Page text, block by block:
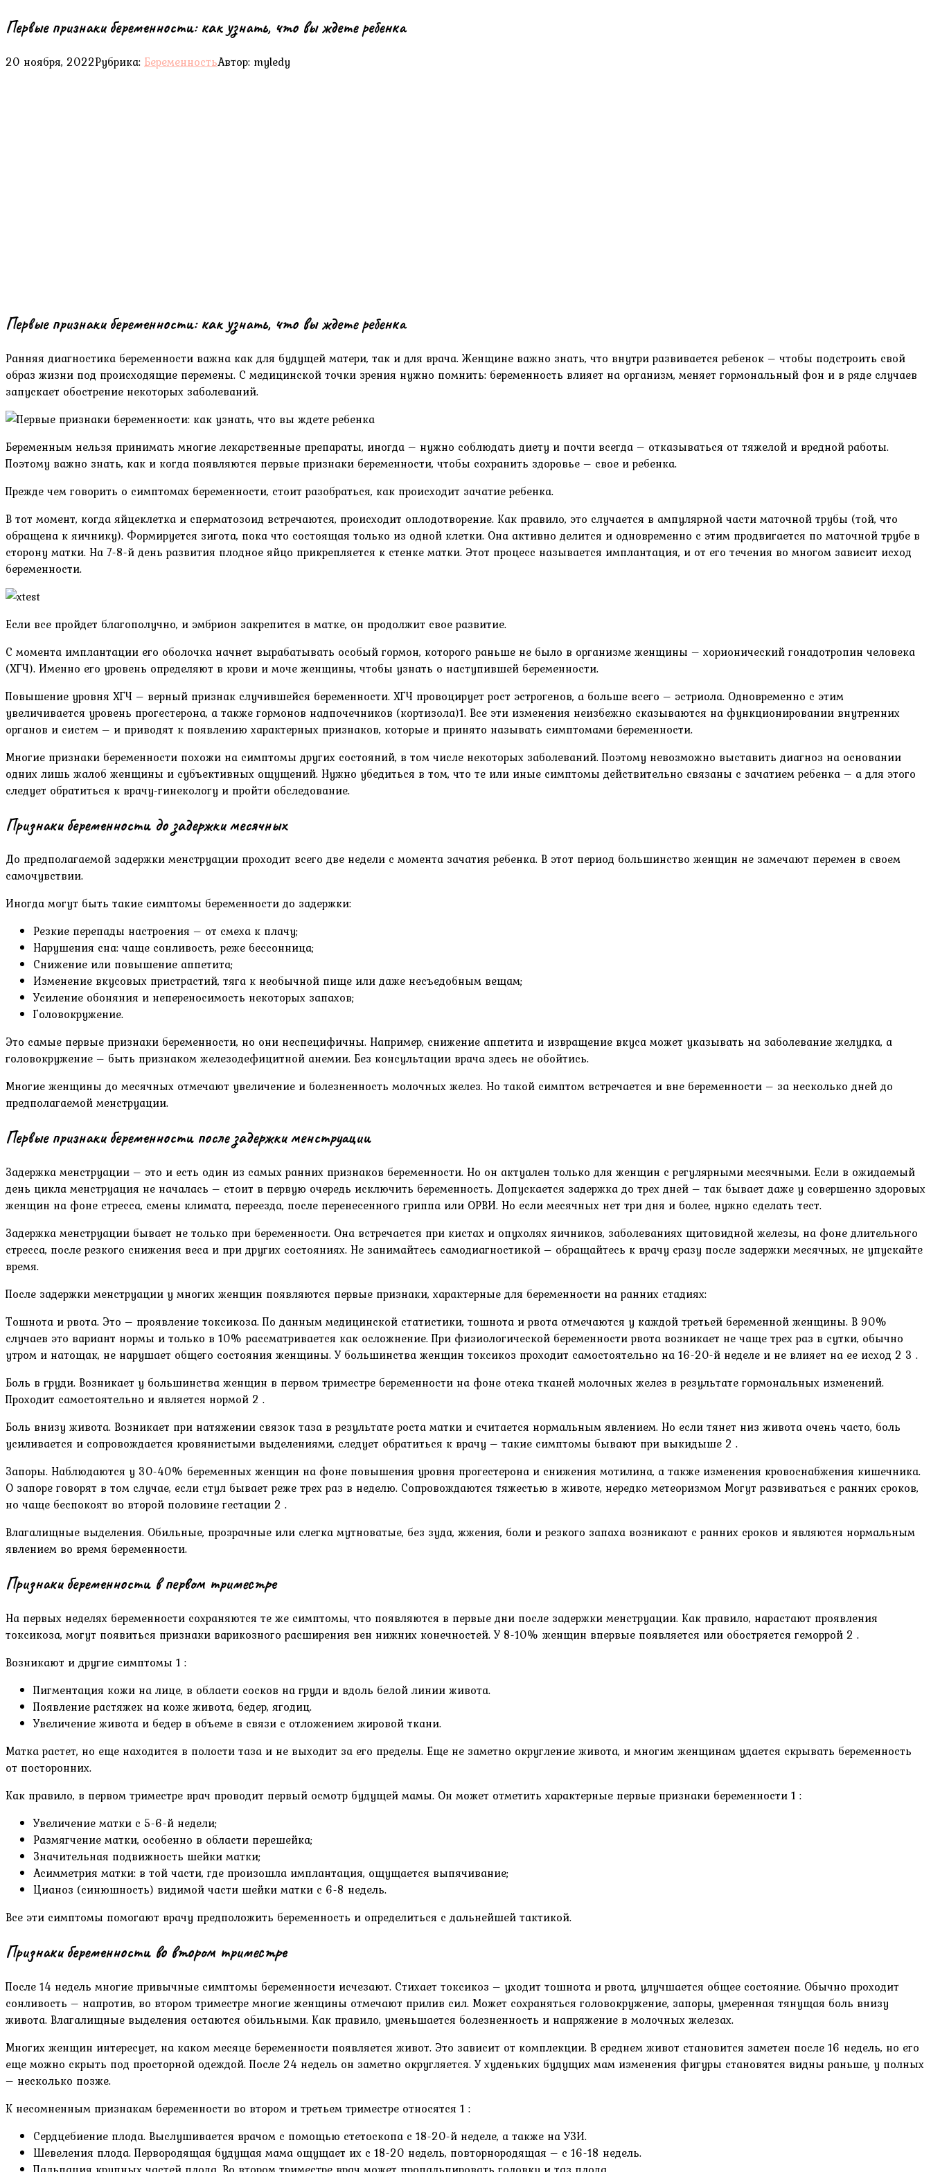
Первые признаки беременности: как узнать, что вы ждете ребенка
20 ноября, 2022Рубрика: БеременностьАвтор: myledy
Первые признаки беременности: как узнать, что вы ждете ребенка
Ранняя диагностика беременности важна как для будущей матери, так и для врача. Женщине важно знать, что внутри развивается ребенок – чтобы подстроить свой
образ жизни под происходящие перемены. С медицинской точки зрения нужно помнить: беременность влияет на организм, меняет гормональный фон и в ряде случаев
запускает обострение некоторых заболеваний.
Беременным нельзя принимать многие лекарственные препараты, иногда – нужно соблюдать диету и почти всегда – отказываться от тяжелой и вредной работы.
Поэтому важно знать, как и когда появляются первые признаки беременности, чтобы сохранить здоровье – свое и ребенка.
Прежде чем говорить о симптомах беременности, стоит разобраться, как происходит зачатие ребенка.
В тот момент, когда яйцеклетка и сперматозоид встречаются, происходит оплодотворение. Как правило, это случается в ампулярной части маточной трубы (той, что
обращена к яичнику). Формируется зигота, пока что состоящая только из одной клетки. Она активно делится и одновременно с этим продвигается по маточной трубе в
сторону матки. На 7-8-й день развития плодное яйцо прикрепляется к стенке матки. Этот процесс называется имплантация, и от его течения во многом зависит исход
беременности.
Если все пройдет благополучно, и эмбрион закрепится в матке, он продолжит свое развитие.
С момента имплантации его оболочка начнет вырабатывать особый гормон, которого раньше не было в организме женщины – хорионический гонадотропин человека
(ХГЧ). Именно его уровень определяют в крови и моче женщины, чтобы узнать о наступившей беременности.
Повышение уровня ХГЧ – верный признак случившейся беременности. ХГЧ провоцирует рост эстрогенов, а больше всего – эстриола. Одновременно с этим
увеличивается уровень прогестерона, а также гормонов надпочечников (кортизола)1. Все эти изменения неизбежно сказываются на функционировании внутренних
органов и систем – и приводят к появлению характерных признаков, которые и принято называть симптомами беременности.
Многие признаки беременности похожи на симптомы других состояний, в том числе некоторых заболеваний. Поэтому невозможно выставить диагноз на основании
одних лишь жалоб женщины и субъективных ощущений. Нужно убедиться в том, что те или иные симптомы действительно связаны с зачатием ребенка – а для этого
следует обратиться к врачу-гинекологу и пройти обследование.
Признаки беременности до задержки месячных
До предполагаемой задержки менструации проходит всего две недели с момента зачатия ребенка. В этот период большинство женщин не замечают перемен в своем
самочувствии.
Иногда могут быть такие симптомы беременности до задержки:
Резкие перепады настроения – от смеха к плачу;
Нарушения сна: чаще сонливость, реже бессонница;
Снижение или повышение аппетита;
Изменение вкусовых пристрастий, тяга к необычной пище или даже несъедобным вещам;
Усиление обоняния и непереносимость некоторых запахов;
Головокружение.
Это самые первые признаки беременности, но они неспецифичны. Например, снижение аппетита и извращение вкуса может указывать на заболевание желудка, а
головокружение – быть признаком железодефицитной анемии. Без консультации врача здесь не обойтись.
Многие женщины до месячных отмечают увеличение и болезненность молочных желез. Но такой симптом встречается и вне беременности – за несколько дней до
предполагаемой менструации.
Первые признаки беременности после задержки менструации
Задержка менструации – это и есть один из самых ранних признаков беременности. Но он актуален только для женщин с регулярными месячными. Если в ожидаемый
день цикла менструация не началась – стоит в первую очередь исключить беременность. Допускается задержка до трех дней – так бывает даже у совершенно здоровых
женщин на фоне стресса, смены климата, переезда, после перенесенного гриппа или ОРВИ. Но если месячных нет три дня и более, нужно сделать тест.
Задержка менструации бывает не только при беременности. Она встречается при кистах и опухолях яичников, заболеваниях щитовидной железы, на фоне длительного
стресса, после резкого снижения веса и при других состояниях. Не занимайтесь самодиагностикой – обращайтесь к врачу сразу после задержки месячных, не упускайте
время.
После задержки менструации у многих женщин появляются первые признаки, характерные для беременности на ранних стадиях:
Тошнота и рвота. Это – проявление токсикоза. По данным медицинской статистики, тошнота и рвота отмечаются у каждой третьей беременной женщины. В 90%
случаев это вариант нормы и только в 10% рассматривается как осложнение. При физиологической беременности рвота возникает не чаще трех раз в сутки, обычно
утром и натощак, не нарушает общего состояния женщины. У большинства женщин токсикоз проходит самостоятельно на 16-20-й неделе и не влияет на ее исход 2 3 .
Боль в груди. Возникает у большинства женщин в первом триместре беременности на фоне отека тканей молочных желез в результате гормональных изменений.
Проходит самостоятельно и является нормой 2 .
Боль внизу живота. Возникает при натяжении связок таза в результате роста матки и считается нормальным явлением. Но если тянет низ живота очень часто, боль
усиливается и сопровождается кровянистыми выделениями, следует обратиться к врачу – такие симптомы бывают при выкидыше 2 .
Запоры. Наблюдаются у 30-40% беременных женщин на фоне повышения уровня прогестерона и снижения мотилина, а также изменения кровоснабжения кишечника.
О запоре говорят в том случае, если стул бывает реже трех раз в неделю. Сопровождаются тяжестью в животе, нередко метеоризмом Могут развиваться с ранних сроков,
но чаще беспокоят во второй половине гестации 2 .
Влагалищные выделения. Обильные, прозрачные или слегка мутноватые, без зуда, жжения, боли и резкого запаха возникают с ранних сроков и являются нормальным
явлением во время беременности.
Признаки беременности в первом триместре
На первых неделях беременности сохраняются те же симптомы, что появляются в первые дни после задержки менструации. Как правило, нарастают проявления
токсикоза, могут появиться признаки варикозного расширения вен нижних конечностей. У 8-10% женщин впервые появляется или обостряется геморрой 2 .
Возникают и другие симптомы 1 :
Пигментация кожи на лице, в области сосков на груди и вдоль белой линии живота.
Появление растяжек на коже живота, бедер, ягодиц.
Увеличение живота и бедер в объеме в связи с отложением жировой ткани.
Матка растет, но еще находится в полости таза и не выходит за его пределы. Еще не заметно округление живота, и многим женщинам удается скрывать беременность
от посторонних.
Как правило, в первом триместре врач проводит первый осмотр будущей мамы. Он может отметить характерные первые признаки беременности 1 :
Увеличение матки с 5-6-й недели;
Размягчение матки, особенно в области перешейка;
Значительная подвижность шейки матки;
Асимметрия матки: в той части, где произошла имплантация, ощущается выпячивание;
Цианоз (синюшность) видимой части шейки матки с 6-8 недель.
Все эти симптомы помогают врачу предположить беременность и определиться с дальнейшей тактикой.
Признаки беременности во втором триместре
После 14 недель многие привычные симптомы беременности исчезают. Стихает токсикоз – уходит тошнота и рвота, улучшается общее состояние. Обычно проходит
сонливость – напротив, во втором триместре многие женщины отмечают прилив сил. Может сохраняться головокружение, запоры, умеренная тянущая боль внизу
живота. Влагалищные выделения остаются обильными. Как правило, уменьшается болезненность и напряжение в молочных железах.
Многих женщин интересует, на каком месяце беременности появляется живот. Это зависит от комплекции. В среднем живот становится заметен после 16 недель, но его
еще можно скрыть под просторной одеждой. После 24 недель он заметно округляется. У худеньких будущих мам изменения фигуры становятся видны раньше, у полных
– несколько позже.
К несомненным признакам беременности во втором и третьем триместре относятся 1 :
Сердцебиение плода. Выслушивается врачом с помощью стетоскопа с 18-20-й неделе, а также на УЗИ.
Шевеления плода. Первородящая будущая мама ощущает их с 18-20 недель, повторнородящая – с 16-18 недель.